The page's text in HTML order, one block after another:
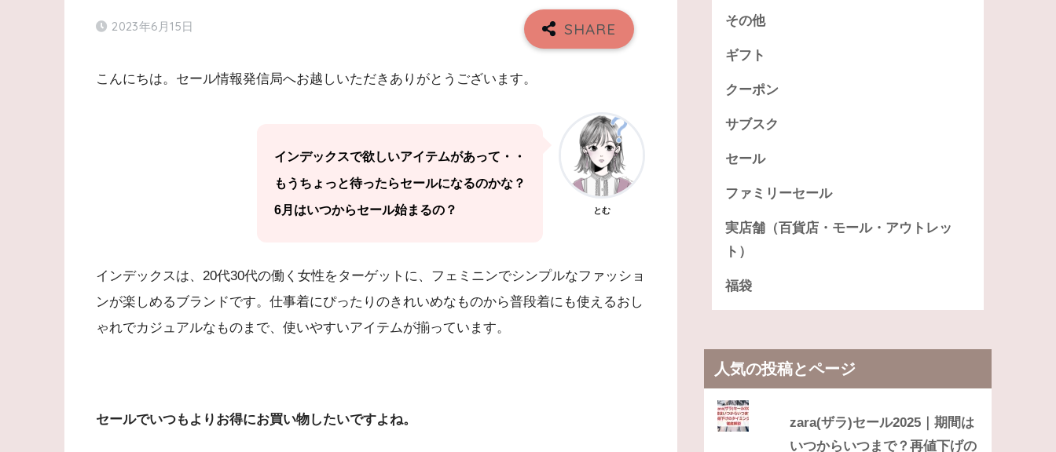
2023年6月15日
こんにちは。セール情報発信局へお越しいただきありがとうございます。
インデックスで欲しいアイテムがあって・・
もうちょっと待ったらセールになるのかな？
6月はいつからセール始まるの？
とむ
インデックスは、20代30代の働く女性をターゲットに、フェミニンでシンプルなファッショ
ンが楽しめるブランドです。仕事着にぴったりのきれいめなものから普段着にも使えるおし
ゃれでカジュアルなものまで、使いやすいアイテムが揃っています。
セールでいつもよりお得にお買い物したいですよね。
その他
ギフト
クーポン
サブスク
セール
ファミリーセール
実店舗（百貨店・モール・アウトレッ
ト）
福袋
人気の投稿とページ
zara(ザラ)セール2025｜期間は
いつからいつまで？再値下げの